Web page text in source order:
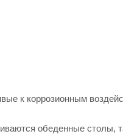
к коррозионным
обеденные столы,